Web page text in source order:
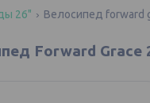
26" Велосипед forward
Forward Grace